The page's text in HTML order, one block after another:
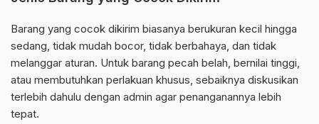
Barang yang cocok dikirim biasanya berukuran kecil hingga
sedang, tidak mudah bocor, tidak berbahaya, dan tidak
melanggar aturan. Untuk barang pecah belah, bernilai tinggi,
atau membutuhkan perlakuan khusus, sebaiknya diskusikan
terlebih dahulu dengan admin agar penanganannya lebih
tepat.